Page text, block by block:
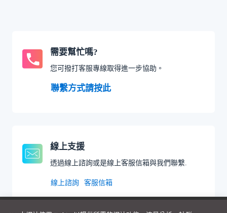
需要幫忙嗎?
您可撥打客服專線取得進一步協助。
聯繫方式請按此
線上支援
透過線上諮詢或是線上客服信箱與我們聯繫.
線上諮詢 客服信箱